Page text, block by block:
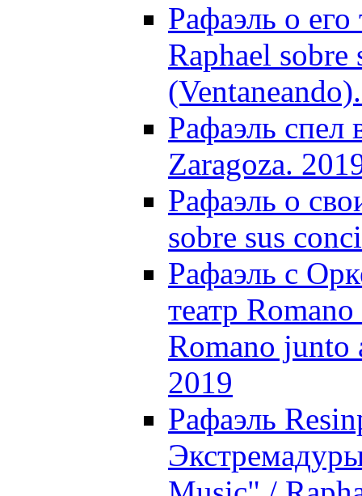
Рафаэль о
Raphael
Рафаэль спел
Zaragoza.
Рафаэль о
sobre sus
Рафаэль с
театр
Romano junto
2019
Рафаэль